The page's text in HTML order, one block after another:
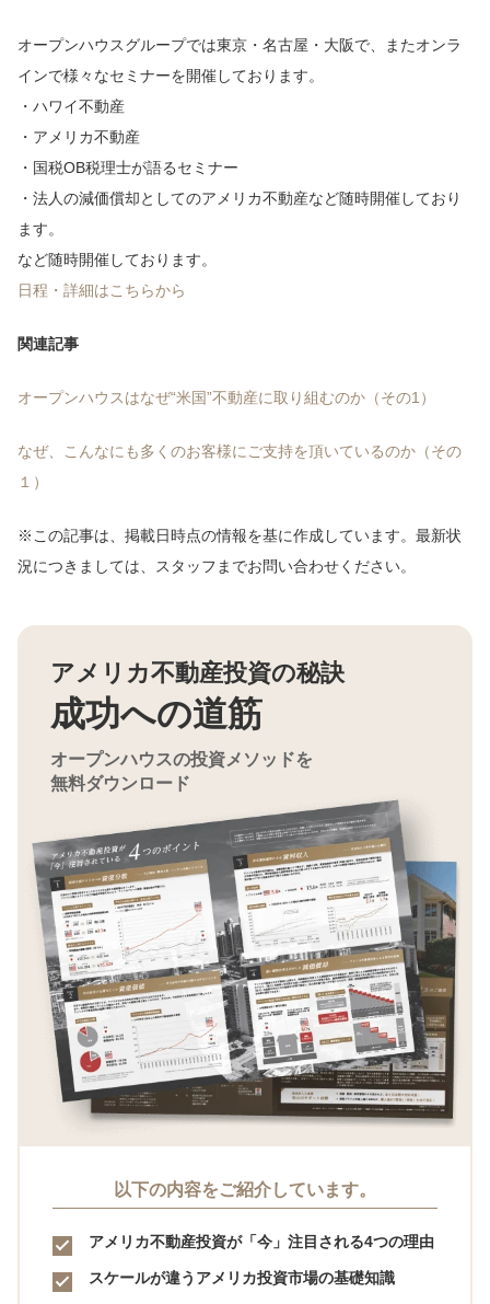
オープンハウスグループでは東京・名古屋・大阪で、またオンラ
インで様々なセミナーを開催しております。
・ハワイ不動産
・アメリカ不動産
・国税OB税理士が語るセミナー
・法人の減価償却としてのアメリカ不動産など随時開催しており
ます。
など随時開催しております。
日程・詳細はこちらから
関連記事
オープンハウスはなぜ“米国”不動産に取り組むのか（その1）
なぜ、こんなにも多くのお客様にご支持を頂いているのか（その
１）
※この記事は、掲載日時点の情報を基に作成しています。最新状
況につきましては、スタッフまでお問い合わせください。
アメリカ不動産投資の秘訣
成功への道筋
オープンハウスの投資メソッドを
無料ダウンロード
以下の内容をご紹介しています。
アメリカ不動産投資が「今」注目される4つの理由
スケールが違うアメリカ投資市場の基礎知識